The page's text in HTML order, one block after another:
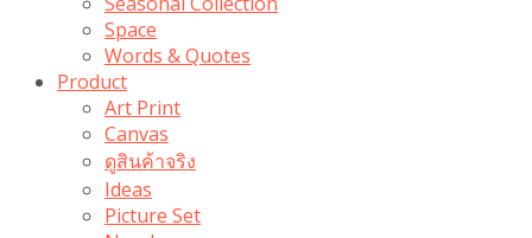
Space
Words & Quotes
Product
Art Print
Canvas
ดูสินค้าจริง
Ideas
Picture Set